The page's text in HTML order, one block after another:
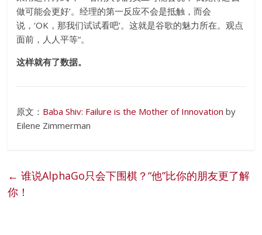
做可能会更好’。经理的第一反应不会是抵触，而会
说，‘OK，那我们试试看吧’。这就是谷歌的魅力所在。观点
面前，人人平等“。
这样就有了数据。
原文： Baba Shiv: Failure is the Mother of Innovation by
Eilene Zimmerman
← 谁说AlphaGo只会下围棋？“他”比你的朋友更了解
你！